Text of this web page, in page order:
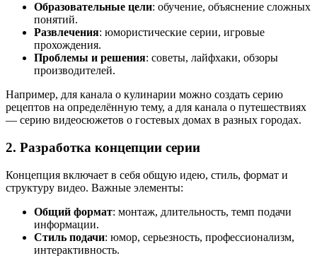
Образовательные цели: обучение, объяснение сложных
понятий.
Развлечения: юмористические серии, игровые
прохождения.
Проблемы и решения: советы, лайфхаки, обзоры
производителей.
Например, для канала о кулинарии можно создать серию
рецептов на определённую тему, а для канала о путешествиях
— серию видеосюжетов о гостевых домах в разных городах.
2. Разработка концепции серии
Концепция включает в себя общую идею, стиль, формат и
структуру видео. Важные элементы:
Общий формат: монтаж, длительность, темп подачи
информации.
Стиль подачи: юмор, серьезность, профессионализм,
интерактивность.